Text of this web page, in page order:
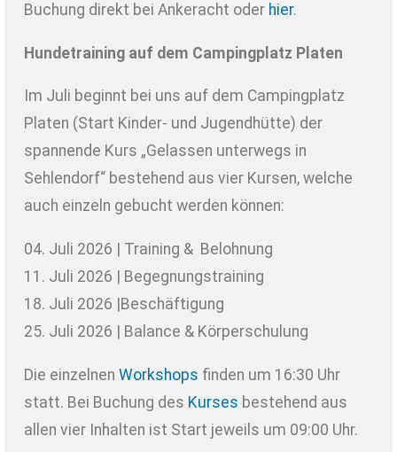
Buchung direkt bei Ankeracht oder hier.
Hundetraining auf dem Campingplatz Platen
Im Juli beginnt bei uns auf dem Campingplatz
Platen (Start Kinder- und Jugendhütte) der
spannende Kurs „Gelassen unterwegs in
Sehlendorf“ bestehend aus vier Kursen, welche
auch einzeln gebucht werden können:
04. Juli 2026 | Training & Belohnung
11. Juli 2026 | Begegnungstraining
18. Juli 2026 |Beschäftigung
25. Juli 2026 | Balance & Körperschulung
Die einzelnen Workshops finden um 16:30 Uhr
statt. Bei Buchung des Kurses bestehend aus
allen vier Inhalten ist Start jeweils um 09:00 Uhr.